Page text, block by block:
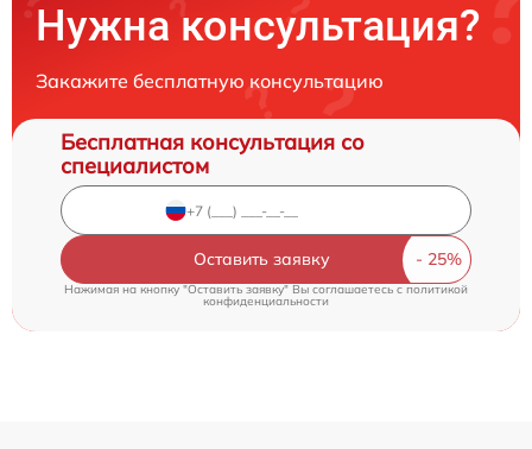
Нужна консультация?
Закажите бесплатную консультацию
Бесплатная консультация со
специалистом
Оставить заявку
Нажимая на кнопку "Оставить заявку" Вы соглашаетесь c политикой
конфиденциальности